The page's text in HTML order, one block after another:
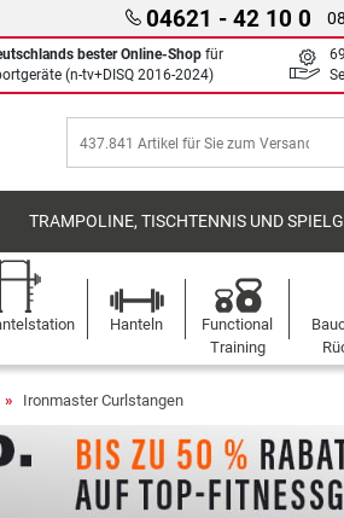
04621 - 42 10 0
bester Online-Shop für
(n-tv+DISQ 2016-2024)
TRAMPOLINE, TISCHTENNIS UND
Hanteln
Functional
Training
Ironmaster Curlstangen